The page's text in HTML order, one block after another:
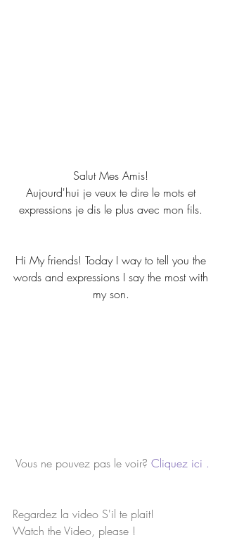
Salut Mes Amis!
Aujourd'hui je veux te dire le mots et
expressions je dis le plus avec mon fils.
Hi My friends! Today I way to tell you the
words and expressions I say the most with
my son.
Vous ne pouvez pas le voir? Cliquez ici .
Regardez la video S'il te plait!
Watch the Video, please !